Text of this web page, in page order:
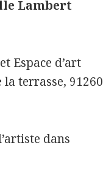
Lambert
Espace d’art
terrasse, 91260
dans